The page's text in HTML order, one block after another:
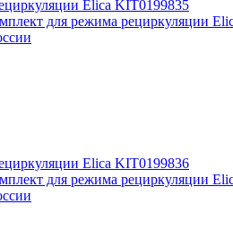
для режима рециркуляции
для режима рециркуляции